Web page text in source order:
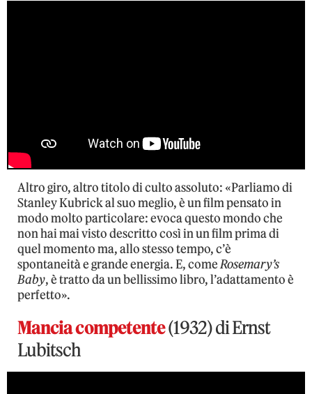
Altro giro, altro titolo di culto assoluto: «Parliamo di
Stanley Kubrick al suo meglio, è un film pensato in
modo molto particolare: evoca questo mondo che
non hai mai visto descritto così in un film prima di
quel momento ma, allo stesso tempo, c’è
spontaneità e grande energia. E, comeRosemary’s
Baby, è tratto da un bellissimo libro, l’adattamento è
perfetto».
Mancia competente(1932) di Ernst
Lubitsch